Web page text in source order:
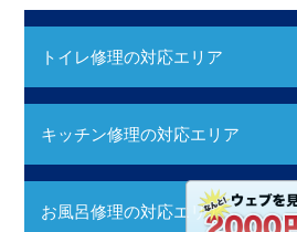
トイレ修理の対応エリア
キッチン修理の対応エリア
お風呂修理の対応エリア